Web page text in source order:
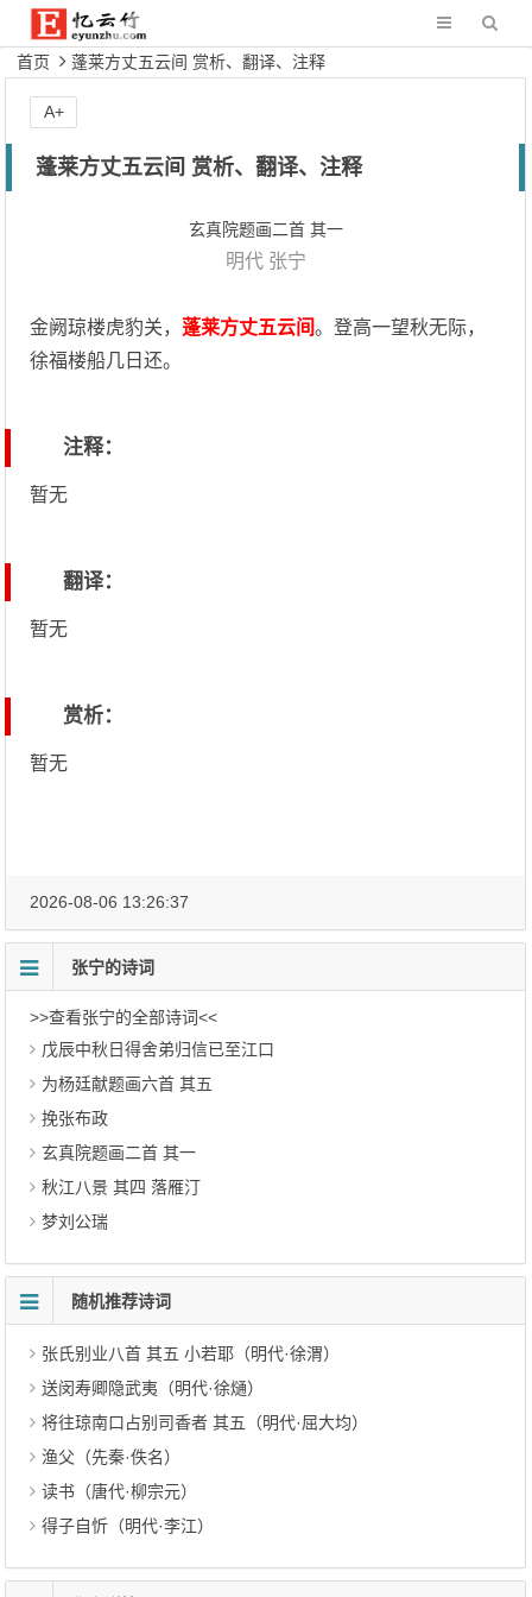
首页 蓬莱方丈五云间 赏析、翻译、注释
蓬莱方丈五云间 赏析、翻译、注释
玄真院题画二首 其一
明代 张宁
金阙琼楼虎豹关， 蓬莱方丈五云间。登高一望秋无际，
徐福楼船几日还。
注释：
暂无
翻译：
暂无
赏析：
暂无
A+
2026-08-06 13:26:37
张宁的诗词
>>查看张宁的全部诗词<<
戊辰中秋日得舍弟归信已至江口
为杨廷献题画六首 其五
挽张布政
玄真院题画二首 其一
秋江八景 其四 落雁汀
梦刘公瑞
随机推荐诗词
张氏别业八首 其五 小若耶（明代·徐渭）
送闵寿卿隐武夷（明代·徐熥）
将往琼南口占别司香者 其五（明代·屈大均）
渔父（先秦·佚名）
读书（唐代·柳宗元）
得子自忻（明代·李江）